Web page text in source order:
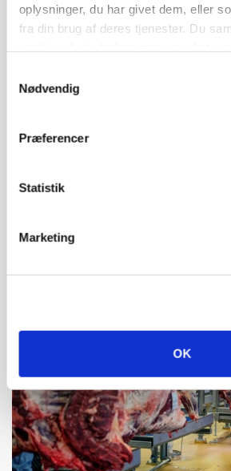
oplysninger, du har givet dem, eller
fra din brug af deres tjenester. Du
Nødvendig
Præferencer
Statistik
Marketing
OK
KVÆG
PLANTER
Før såmaskinen kører: Her er